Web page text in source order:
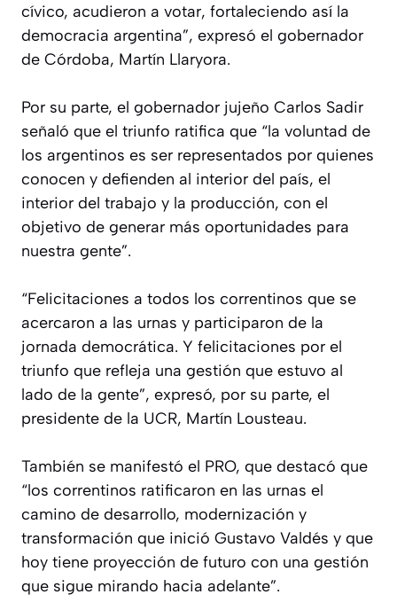
cívico, acudieron a votar, fortaleciendo así la
democracia argentina”, expresó el gobernador
de Córdoba, Martín Llaryora.
Por su parte, el gobernador jujeño Carlos Sadir
señaló que el triunfo ratifica que “la voluntad de
los argentinos es ser representados por quienes
conocen y defienden al interior del país, el
interior del trabajo y la producción, con el
objetivo de generar más oportunidades para
nuestra gente”.
“Felicitaciones a todos los correntinos que se
acercaron a las urnas y participaron de la
jornada democrática. Y felicitaciones por el
triunfo que refleja una gestión que estuvo al
lado de la gente”, expresó, por su parte, el
presidente de la UCR, Martín Lousteau.
También se manifestó el PRO, que destacó que
“los correntinos ratificaron en las urnas el
camino de desarrollo, modernización y
transformación que inició Gustavo Valdés y que
hoy tiene proyección de futuro con una gestión
que sigue mirando hacia adelante”.